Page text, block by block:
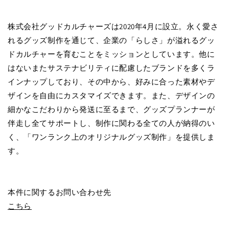
株式会社グッドカルチャーズは2020年4月に設立。永く愛さ
れるグッズ制作を通じて、企業の「らしさ」が溢れるグッ
ドカルチャーを育むことをミッションとしています。他に
はないまたサステナビリティに配慮したブランドを多くラ
インナップしており、その中から、好みに合った素材やデ
ザインを自由にカスタマイズできます。また、デザインの
細かなこだわりから発送に至るまで、グッズプランナーが
伴走し全てサポートし、制作に関わる全ての人が納得のい
く、「ワンランク上のオリジナルグッズ制作」を提供しま
す。
本件に関するお問い合わせ先
こちら